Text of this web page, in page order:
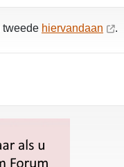
tweede hiervandaan .